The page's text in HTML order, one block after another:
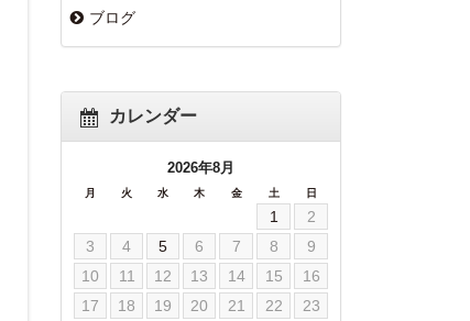
ブログ
カレンダー
2026年8月
月 火 水 木 金 土 日
1
2
3
4 5 6 7 8
9
10
11 12 13 14 15
16
17
18 19 20 21 22
23